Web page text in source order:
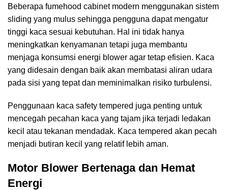
Beberapa fumehood cabinet modern menggunakan sistem
sliding yang mulus sehingga pengguna dapat mengatur
tinggi kaca sesuai kebutuhan. Hal ini tidak hanya
meningkatkan kenyamanan tetapi juga membantu
menjaga konsumsi energi blower agar tetap efisien. Kaca
yang didesain dengan baik akan membatasi aliran udara
pada sisi yang tepat dan meminimalkan risiko turbulensi.
Penggunaan kaca safety tempered juga penting untuk
mencegah pecahan kaca yang tajam jika terjadi ledakan
kecil atau tekanan mendadak. Kaca tempered akan pecah
menjadi butiran kecil yang relatif lebih aman.
Motor Blower Bertenaga dan Hemat
Energi